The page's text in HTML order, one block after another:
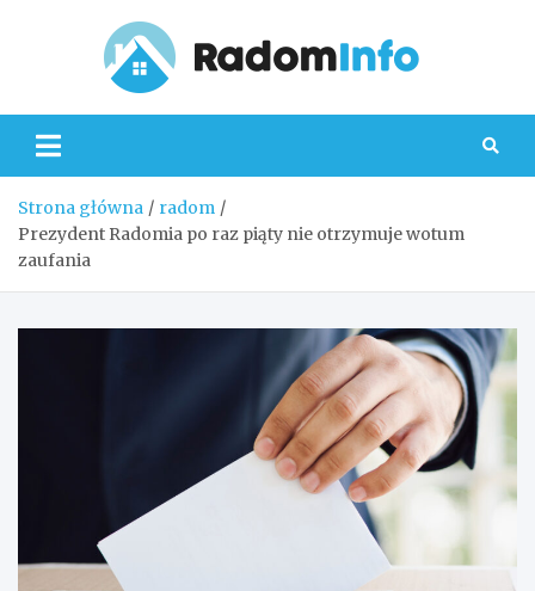
Strona główna
radom
Prezydent Radomia po raz piąty nie otrzymuje wotum
zaufania